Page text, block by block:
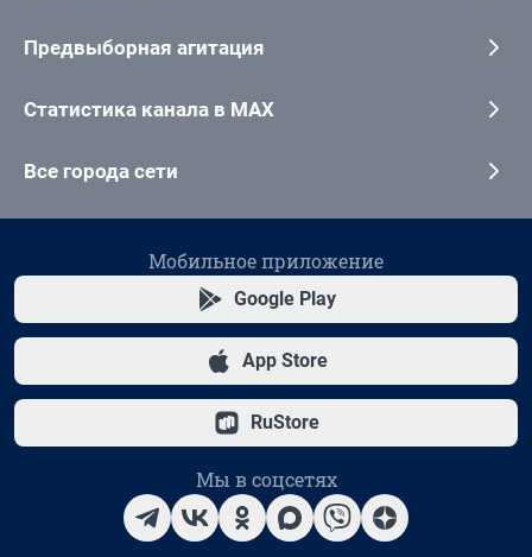
Предвыборная агитация
Статистика канала в MAX
Все города сети
Мобильное приложение
Google Play
App Store
RuStore
Мы в соцсетях